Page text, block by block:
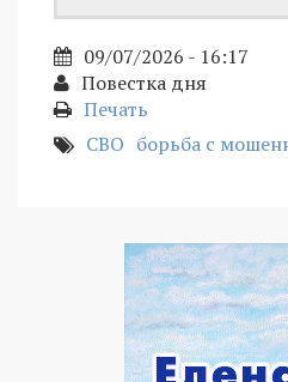
09/07/2026 - 16:17
Повестка дня
Печать
СВО борьба с